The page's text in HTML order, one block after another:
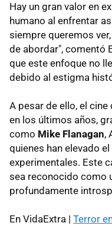
Hay un gran valor en
humano al enfrentar
siempre queremos
de abordar", comentó
que este enfoque no
debido al estigma
A pesar de ello, el
en los últimos años,
como Mike Flanagan,
quienes han elevado
experimentales. Este
sea reconocido como
profundamente
En VidaExtra | Terror